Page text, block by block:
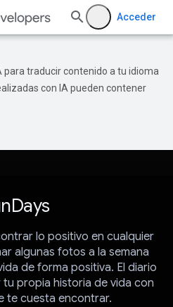
Acceder
para traducir contenido a tu idioma
con IA pueden contener
lo positivo en cualquier
algunas fotos a la semana
de forma positiva. El diario
propia historia de vida con
te cuesta encontrar.